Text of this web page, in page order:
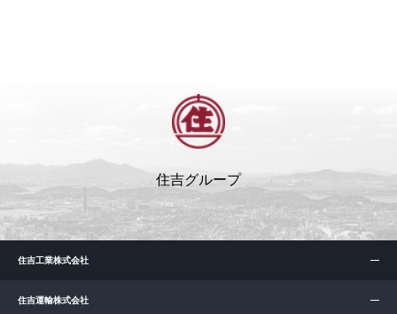
住吉グループ
住吉工業株式会社
住吉運輸株式会社